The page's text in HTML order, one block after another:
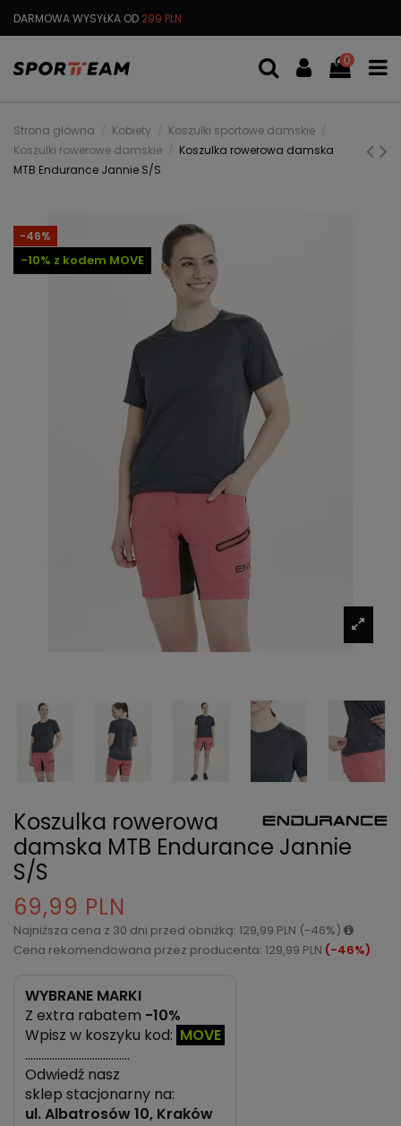
DARMOWA WYSYŁKA OD 299 PLN
0
Strona główna Kobiety
Koszulki sportowe damskie
Koszulki rowerowe damskie
Koszulka rowerowa damska
MTB Endurance Jannie S/S
-46%
-10% z kodem MOVE
Koszulka rowerowa
damska MTB Endurance Jannie
S/S
69,99 PLN
Najniższa cena z 30 dni przed obniżką: 129,99 PLN (-46%)
Cena rekomendowana przez producenta: 129,99 PLN (-46%)
WYBRANE MARKI
Z extra rabatem -10%
Wpisz w koszyku kod: MOVE
…………………………………
Odwiedź nasz
sklep stacjonarny na:
ul.Albatrosów 10, Kraków